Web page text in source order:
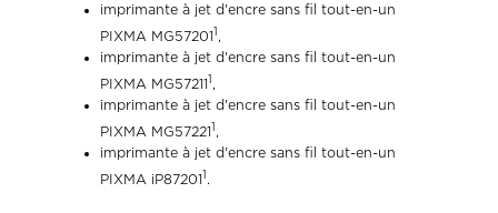
imprimante à jet d'encre sans fil tout-en-un
PIXMA MG572011 ,
imprimante à jet d'encre sans fil tout-en-un
PIXMA MG572111 ,
imprimante à jet d'encre sans fil tout-en-un
PIXMA MG572211 ,
imprimante à jet d'encre sans fil tout-en-un
PIXMA iP872011 .